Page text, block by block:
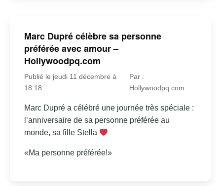
Marc Dupré célèbre sa personne
préférée avec amour –
Hollywoodpq.com
Publié le jeudi 11 décembre à
18:18
Par :
Hollywoodpq.com
Marc Dupré a célébré une journée très spéciale :
l’anniversaire de sa personne préférée au
monde, sa fille Stella
«Ma personne préférée!»